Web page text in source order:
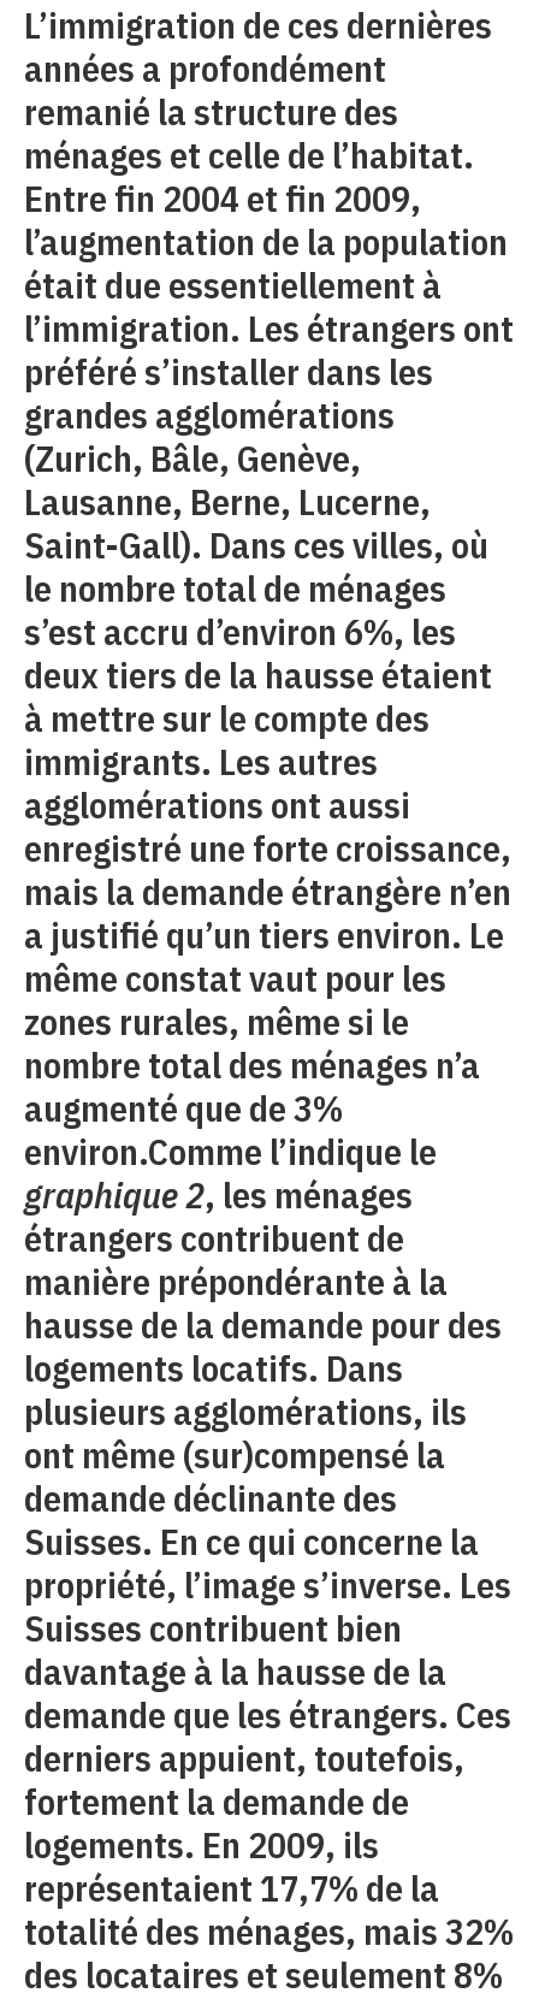
L’immigration de ces dernières
années a profondément
remanié la structure des
ménages et celle de l’habitat.
Entre fin 2004 et fin 2009,
l’augmentation de la population
était due essentiellement à
l’immigration. Les étrangers ont
préféré s’installer dans les
grandes agglomérations
(Zurich, Bâle, Genève,
Lausanne, Berne, Lucerne,
Saint-Gall). Dans ces villes, où
le nombre total de ménages
s’est accru d’environ 6%, les
deux tiers de la hausse étaient
à mettre sur le compte des
immigrants. Les autres
agglomérations ont aussi
enregistré une forte croissance,
mais la demande étrangère n’en
a justifié qu’un tiers environ. Le
même constat vaut pour les
zones rurales, même si le
nombre total des ménages n’a
augmenté que de 3%
environ.Comme l’indique le
graphique 2, les ménages
étrangers contribuent de
manière prépondérante à la
hausse de la demande pour des
logements locatifs. Dans
plusieurs agglomérations, ils
ont même (sur)compensé la
demande déclinante des
Suisses. En ce qui concerne la
propriété, l’image s’inverse. Les
Suisses contribuent bien
davantage à la hausse de la
demande que les étrangers. Ces
derniers appuient, toutefois,
fortement la demande de
logements. En 2009, ils
représentaient 17,7% de la
totalité des ménages, mais 32%
des locataires et seulement 8%